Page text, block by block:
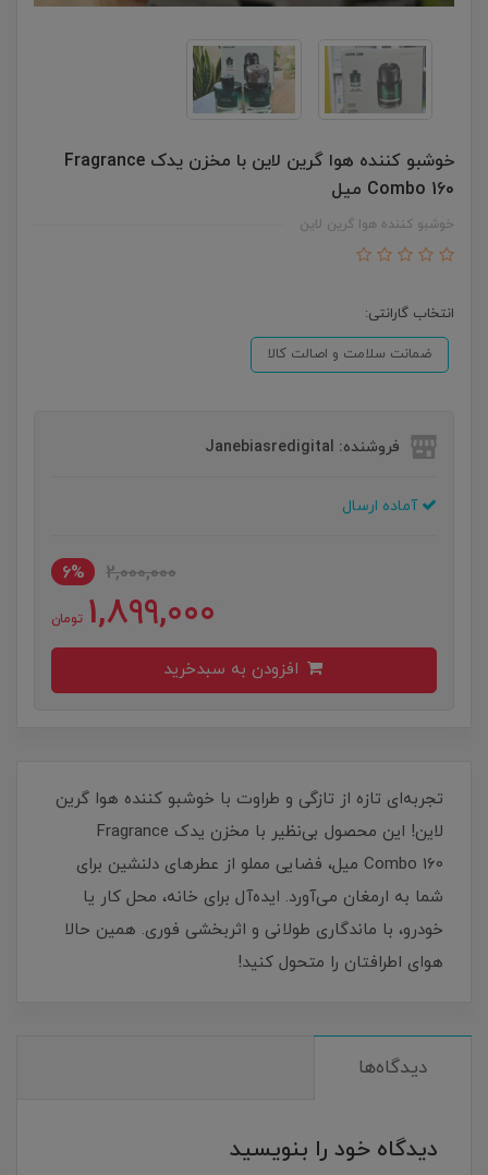
خوشبو کننده هوا گرین لاین با مخزن یدک Fragrance
Combo 160 میل
خوشبو کننده هوا گرین لاین
انتخاب گارانتی:
ضمانت سلامت و اصالت کالا
فروشنده: Janebiasredigital
آماده ارسال
2,000,000
6%
1,899,000 تومان
تجربه‌ای تازه از تازگی و طراوت با خوشبو کننده هوا گرین
لاین! این محصول بی‌نظیر با مخزن یدک Fragrance
Combo 160 میل، فضایی مملو از عطرهای دلنشین برای
شما به ارمغان می‌آورد. ایده‌آل برای خانه، محل کار یا
خودرو، با ماندگاری طولانی و اثربخشی فوری. همین حالا
هوای اطرافتان را متحول کنید!
دیدگاه‌ها
دیدگاه خود را بنویسید